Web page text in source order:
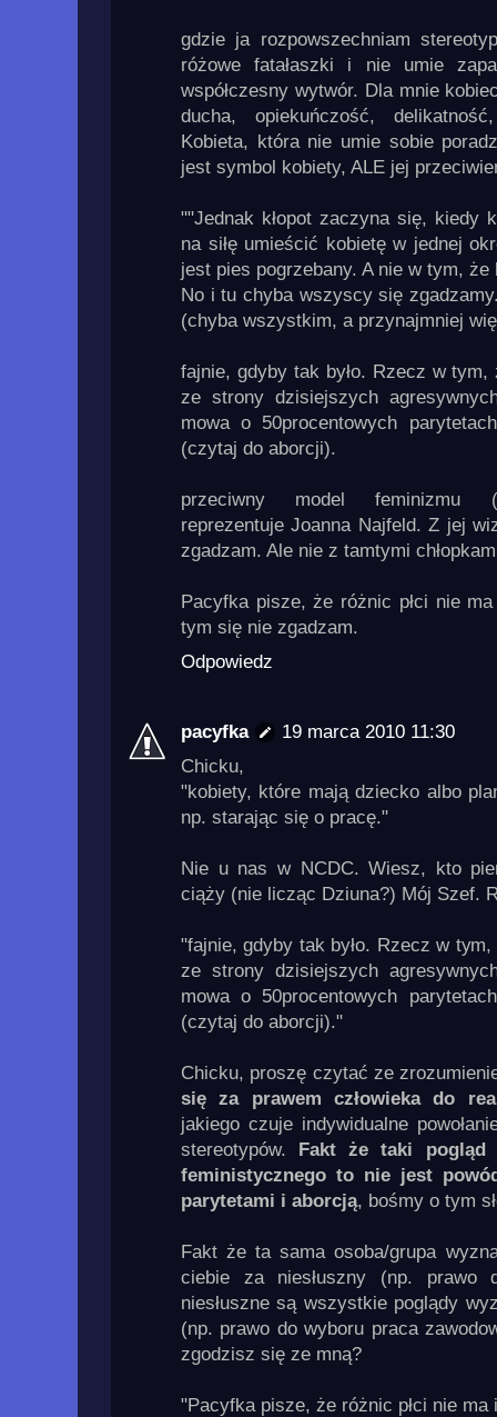
gdzie ja rozpowszechniam
różowe fatałaszki i nie umie
współczesny wytwór. Dla mnie
ducha, opiekuńczość,
Kobieta, która nie umie sobie
jest symbol kobiety, ALE jej
""Jednak kłopot zaczyna się, kiedy
na siłę umieścić kobietę w jednej
jest pies pogrzebany. A nie w tym,
No i tu chyba wszyscy się
(chyba wszystkim, a przynajmniej
fajnie, gdyby tak było. Rzecz w tym,
ze strony dzisiejszych
mowa o 50procentowych
(czytaj do aborcji).
przeciwny model feminizmu
reprezentuje Joanna Najfeld. Z jej
zgadzam. Ale nie z tamtymi
Pacyfka pisze, że różnic płci nie
tym się nie zgadzam.
Odpowiedz
pacyfka
19 marca 2010 11:30
Chicku,
"kobiety, które mają dziecko albo
np. starając się o pracę."
Nie u nas w NCDC. Wiesz, kto
ciąży (nie licząc Dziuna?) Mój Szef.
"fajnie, gdyby tak było. Rzecz w
ze strony dzisiejszych
mowa o 50procentowych
(czytaj do aborcji)."
Chicku, proszę czytać ze
się za prawem człowieka do
jakiego czuje indywidualne
stereotypów. Fakt że taki pogląd
feministycznego to nie jest
parytetami i aborcją, bośmy o tym
Fakt że ta sama osoba/grupa
ciebie za niesłuszny (np. prawo
niesłuszne są wszystkie poglądy
(np. prawo do wyboru praca
zgodzisz się ze mną?
"Pacyfka pisze, że różnic płci nie